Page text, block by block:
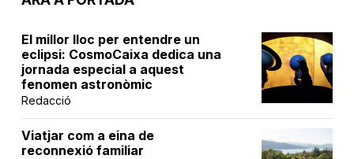
El millor lloc per entendre un
eclipsi: CosmoCaixa dedica una
jornada especial a aquest
fenomen astronòmic
Redacció
Viatjar com a eina de
reconnexió familiar